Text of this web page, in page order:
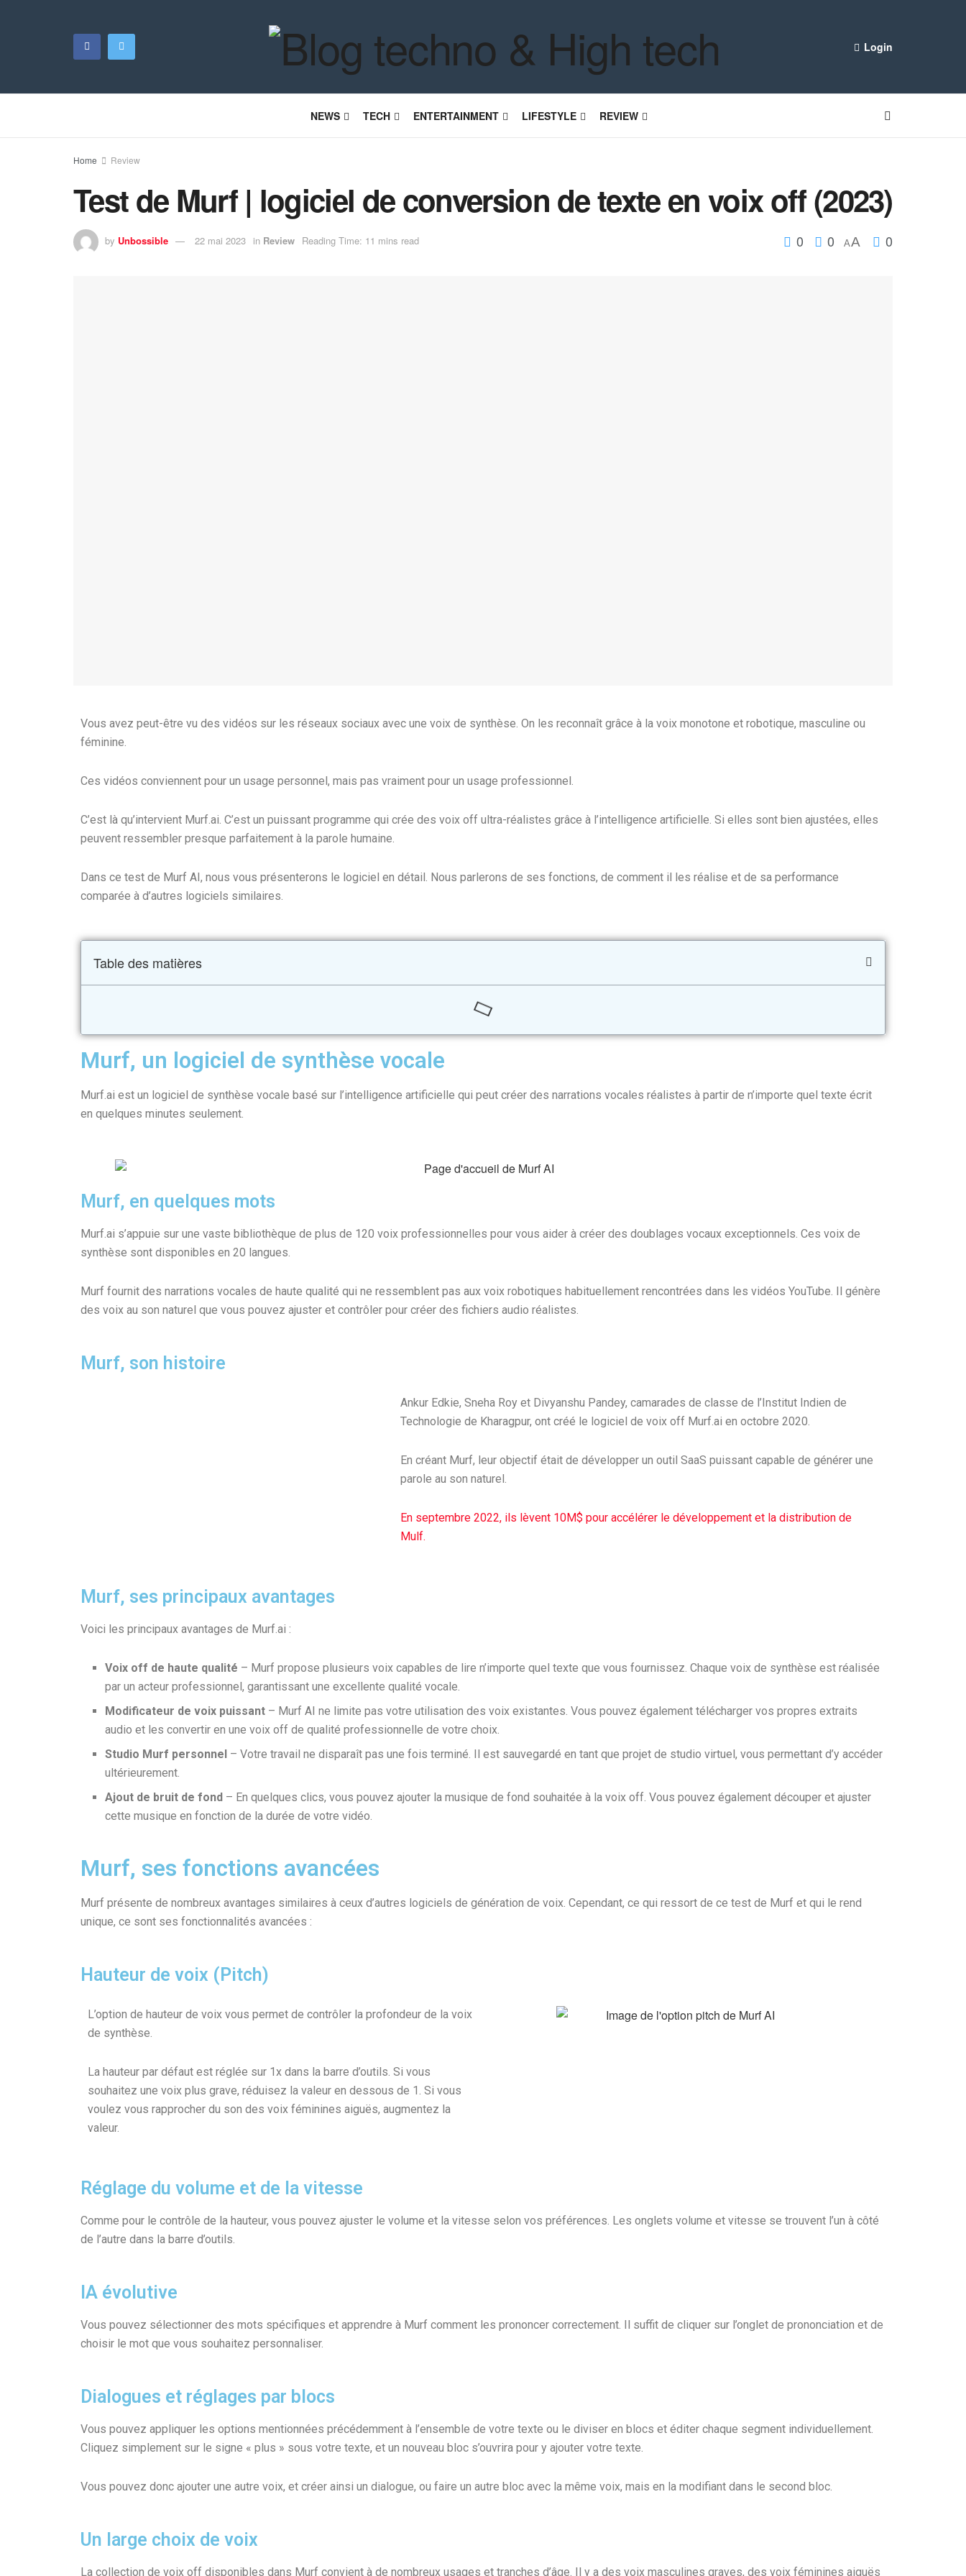
Login
NEWS TECH ENTERTAINMENT LIFESTYLE REVIEW
Home Review
Test de Murf | logiciel de conversion de texte en voix off (2023)
by Unbossible 22 mai 2023 in Review Reading Time: 11 mins read 0 0 AA 0
Vous avez peut-être vu des vidéos sur les réseaux sociaux avec une voix de synthèse. On les reconnaît grâce à la voix monotone et robotique, masculine ou
féminine.
Ces vidéos conviennent pour un usage personnel, mais pas vraiment pour un usage professionnel.
C’est là qu’intervient Murf.ai. C’est un puissant programme qui crée des voix off ultra-réalistes grâce à l’intelligence artificielle. Si elles sont bien ajustées, elles
peuvent ressembler presque parfaitement à la parole humaine.
Dans ce test de Murf AI, nous vous présenterons le logiciel en détail. Nous parlerons de ses fonctions, de comment il les réalise et de sa performance
comparée à d’autres logiciels similaires.
Table des matières
Murf, un logiciel de synthèse vocale
Murf.ai est un logiciel de synthèse vocale basé sur l’intelligence artificielle qui peut créer des narrations vocales réalistes à partir de n’importe quel texte écrit
en quelques minutes seulement.
Murf, en quelques mots
Murf.ai s’appuie sur une vaste bibliothèque de plus de 120 voix professionnelles pour vous aider à créer des doublages vocaux exceptionnels. Ces voix de
synthèse sont disponibles en 20 langues.
Murf fournit des narrations vocales de haute qualité qui ne ressemblent pas aux voix robotiques habituellement rencontrées dans les vidéos YouTube. Il génère
des voix au son naturel que vous pouvez ajuster et contrôler pour créer des fichiers audio réalistes.
Murf, son histoire
Ankur Edkie, Sneha Roy et Divyanshu Pandey, camarades de classe de l’Institut Indien de
Technologie de Kharagpur, ont créé le logiciel de voix off Murf.ai en octobre 2020.
En créant Murf, leur objectif était de développer un outil SaaS puissant capable de générer une
parole au son naturel.
En septembre 2022, ils lèvent 10M$ pour accélérer le développement et la distribution de
Mulf.
Murf, ses principaux avantages
Voici les principaux avantages de Murf.ai :
Voix off de haute qualité – Murf propose plusieurs voix capables de lire n’importe quel texte que vous fournissez. Chaque voix de synthèse est réalisée
par un acteur professionnel, garantissant une excellente qualité vocale.
Modificateur de voix puissant – Murf AI ne limite pas votre utilisation des voix existantes. Vous pouvez également télécharger vos propres extraits
audio et les convertir en une voix off de qualité professionnelle de votre choix.
Studio Murf personnel – Votre travail ne disparaît pas une fois terminé. Il est sauvegardé en tant que projet de studio virtuel, vous permettant d’y accéder
ultérieurement.
Ajout de bruit de fond – En quelques clics, vous pouvez ajouter la musique de fond souhaitée à la voix off. Vous pouvez également découper et ajuster
cette musique en fonction de la durée de votre vidéo.
Murf, ses fonctions avancées
Murf présente de nombreux avantages similaires à ceux d’autres logiciels de génération de voix. Cependant, ce qui ressort de ce test de Murf et qui le rend
unique, ce sont ses fonctionnalités avancées :
Hauteur de voix (Pitch)
L’option de hauteur de voix vous permet de contrôler la profondeur de la voix
de synthèse.
La hauteur par défaut est réglée sur 1x dans la barre d’outils. Si vous
souhaitez une voix plus grave, réduisez la valeur en dessous de 1. Si vous
voulez vous rapprocher du son des voix féminines aiguës, augmentez la
valeur.
Réglage du volume et de la vitesse
Comme pour le contrôle de la hauteur, vous pouvez ajuster le volume et la vitesse selon vos préférences. Les onglets volume et vitesse se trouvent l’un à côté
de l’autre dans la barre d’outils.
IA évolutive
Vous pouvez sélectionner des mots spécifiques et apprendre à Murf comment les prononcer correctement. Il suffit de cliquer sur l’onglet de prononciation et de
choisir le mot que vous souhaitez personnaliser.
Dialogues et réglages par blocs
Vous pouvez appliquer les options mentionnées précédemment à l’ensemble de votre texte ou le diviser en blocs et éditer chaque segment individuellement.
Cliquez simplement sur le signe « plus » sous votre texte, et un nouveau bloc s’ouvrira pour y ajouter votre texte.
Vous pouvez donc ajouter une autre voix, et créer ainsi un dialogue, ou faire un autre bloc avec la même voix, mais en la modifiant dans le second bloc.
Un large choix de voix
La collection de voix off disponibles dans Murf convient à de nombreux usages et tranches d’âge. Il y a des voix masculines graves, des voix féminines aiguës